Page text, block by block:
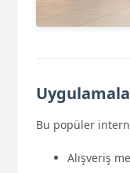
Bu popüler
Alışveriş